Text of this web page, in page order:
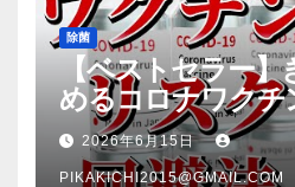
除菌
【ベストセラー
めるコロナワクチ
法【本要約】
2026年6月15日
PIKAKICHI2015@GMAIL.COM